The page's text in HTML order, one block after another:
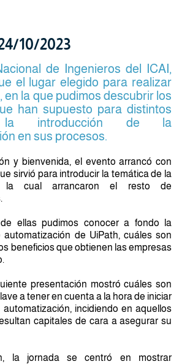
10/2023
de Ingenieros del ICAI,
el lugar elegido para realizar
en la que pudimos descubrir los
han supuesto para distintos
la introducción de la
en sus procesos.
y bienvenida, el evento arrancó con
sirvió para introducir la temática de la
la cual arrancaron el resto de
ellas pudimos conocer a fondo la
automatización de UiPath, cuáles son
beneficios que obtienen las empresas
presentación mostró cuáles son
a tener en cuenta a la hora de iniciar
incidiendo en aquellos
capitales de cara a asegurar su
la jornada se centró en mostrar